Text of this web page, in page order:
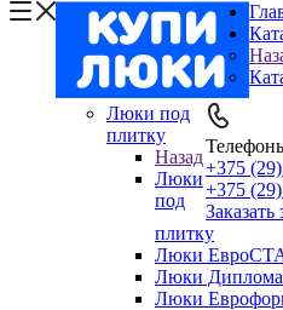
+375
+375
Заказать
Люки под
плитку
Назад
Люки
под
плитку
Люки
Люки
Люки